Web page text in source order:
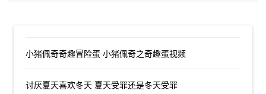
小猪佩奇奇趣冒险蛋 小猪佩奇之奇趣蛋视频
讨厌夏天喜欢冬天 夏天受罪还是冬天受罪